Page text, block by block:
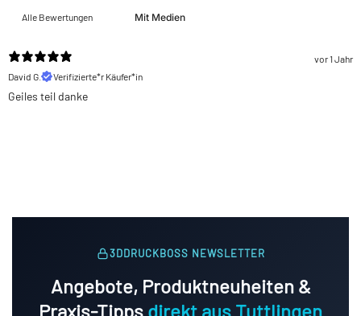
Mit Medien
vor 1 Jahr
David G.
Verifizierte*r Käufer*in
Geiles teil danke
3DDRUCKBOSS NEWSLETTER
Angebote, Produktneuheiten &
Praxis-Tipps direkt aus Tuttlingen